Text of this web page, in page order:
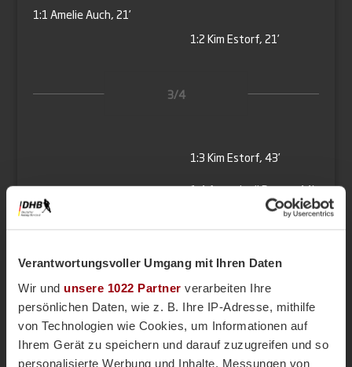
Verantwortungsvoller Umgang mit Ihren Daten
Wir und unsere 1022 Partner verarbeiten Ihre
persönlichen Daten, wie z. B. Ihre IP-Adresse, mithilfe
von Technologien wie Cookies, um Informationen auf
Ihrem Gerät zu speichern und darauf zuzugreifen und so
personalisierte Werbung und Inhalte, Messungen von
1:1 Amelie Auch, 21’
1:2Kim Estorf, 21’
3/4
1:3Kim Estorf, 43’
1:4Antonia di Racca, 44’
4/4
1:5Antonia di Racca, 57’